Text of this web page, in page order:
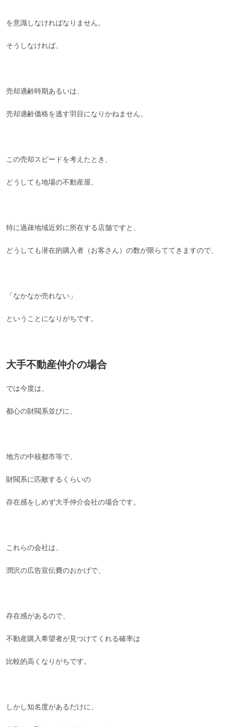
を意識しなければなりません。
そうしなければ、
売却適齢時期あるいは、
売却適齢価格を逃す羽目になりかねません。
この売却スピードを考えたとき、
どうしても地場の不動産屋、
特に過疎地域近郊に所在する店舗ですと、
どうしても潜在的購入者（お客さん）の数が限らててきますので、
「なかなか売れない」
ということになりがちです。
大手不動産仲介の場合
では今度は、
都心の財閥系並びに、
地方の中核都市等で、
財閥系に匹敵するくらいの
存在感をしめず大手仲介会社の場合です。
これらの会社は、
潤沢の広告宣伝費のおかげで、
存在感があるので、
不動産購入希望者が見つけてくれる確率は
比較的高くなりがちです。
しかし知名度があるだけに、